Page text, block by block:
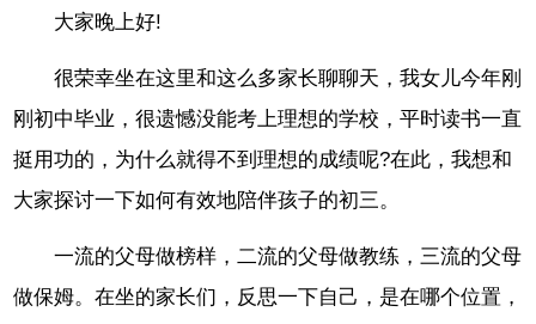
大家晚上好!
很荣幸坐在这里和这么多家长聊聊天，我女儿今年刚
刚初中毕业，很遗憾没能考上理想的学校，平时读书一直
挺用功的，为什么就得不到理想的成绩呢?在此，我想和
大家探讨一下如何有效地陪伴孩子的初三。
一流的父母做榜样，二流的父母做教练，三流的父母
做保姆。在坐的家长们，反思一下自己，是在哪个位置，